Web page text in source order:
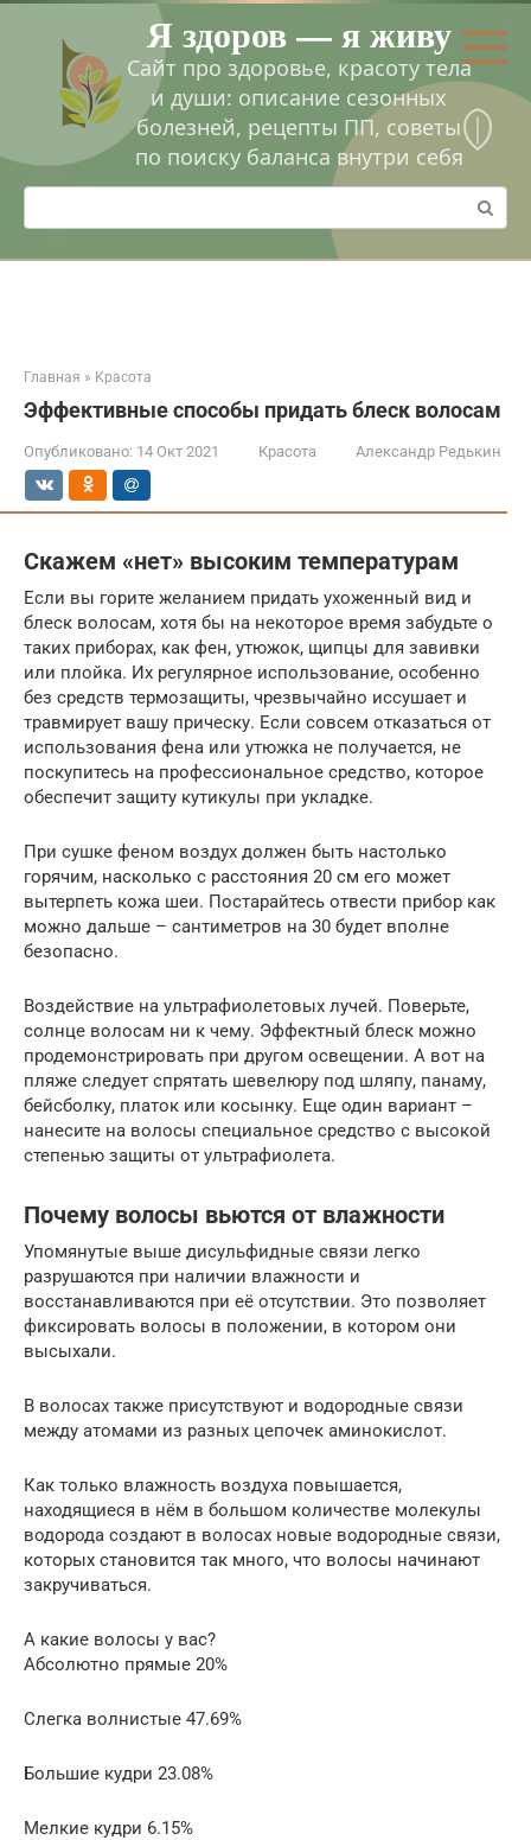
Перейти
контенту
Я здоров — я живу
Сайт про здоровье, красоту тела
и души: описание сезонных
болезней, рецепты ПП, советы
по поиску баланса внутри себя
Поиск:
Главная » Красота
Эффективные способы придать блеск волосам
Опубликовано: 14 Окт 2021 Красота Александр Редькин
Скажем «нет» высоким температурам
Если вы горите желанием придать ухоженный вид и
блеск волосам, хотя бы на некоторое время забудьте о
таких приборах, как фен, утюжок, щипцы для завивки
или плойка. Их регулярное использование, особенно
без средств термозащиты, чрезвычайно иссушает и
травмирует вашу прическу. Если совсем отказаться от
использования фена или утюжка не получается, не
поскупитесь на профессиональное средство, которое
обеспечит защиту кутикулы при укладке.
При сушке феном воздух должен быть настолько
горячим, насколько с расстояния 20 см его может
вытерпеть кожа шеи. Постарайтесь отвести прибор как
можно дальше – сантиметров на 30 будет вполне
безопасно.
Воздействие на ультрафиолетовых лучей. Поверьте,
солнце волосам ни к чему. Эффектный блеск можно
продемонстрировать при другом освещении. А вот на
пляже следует спрятать шевелюру под шляпу, панаму,
бейсболку, платок или косынку. Еще один вариант –
нанесите на волосы специальное средство с высокой
степенью защиты от ультрафиолета.
Почему волосы вьются от влажности
Упомянутые выше дисульфидные связи легко
разрушаются при наличии влажности и
восстанавливаются при её отсутствии. Это позволяет
фиксировать волосы в положении, в котором они
высыхали.
В волосах также присутствуют и водородные связи
между атомами из разных цепочек аминокислот.
Как только влажность воздуха повышается,
находящиеся в нём в большом количестве молекулы
водорода создают в волосах новые водородные связи,
которых становится так много, что волосы начинают
закручиваться.
А какие волосы у вас?
Абсолютно прямые 20%
Слегка волнистые 47.69%
Большие кудри 23.08%
Мелкие кудри 6.15%